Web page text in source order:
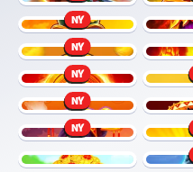
NY
NY
NY
NY
NY